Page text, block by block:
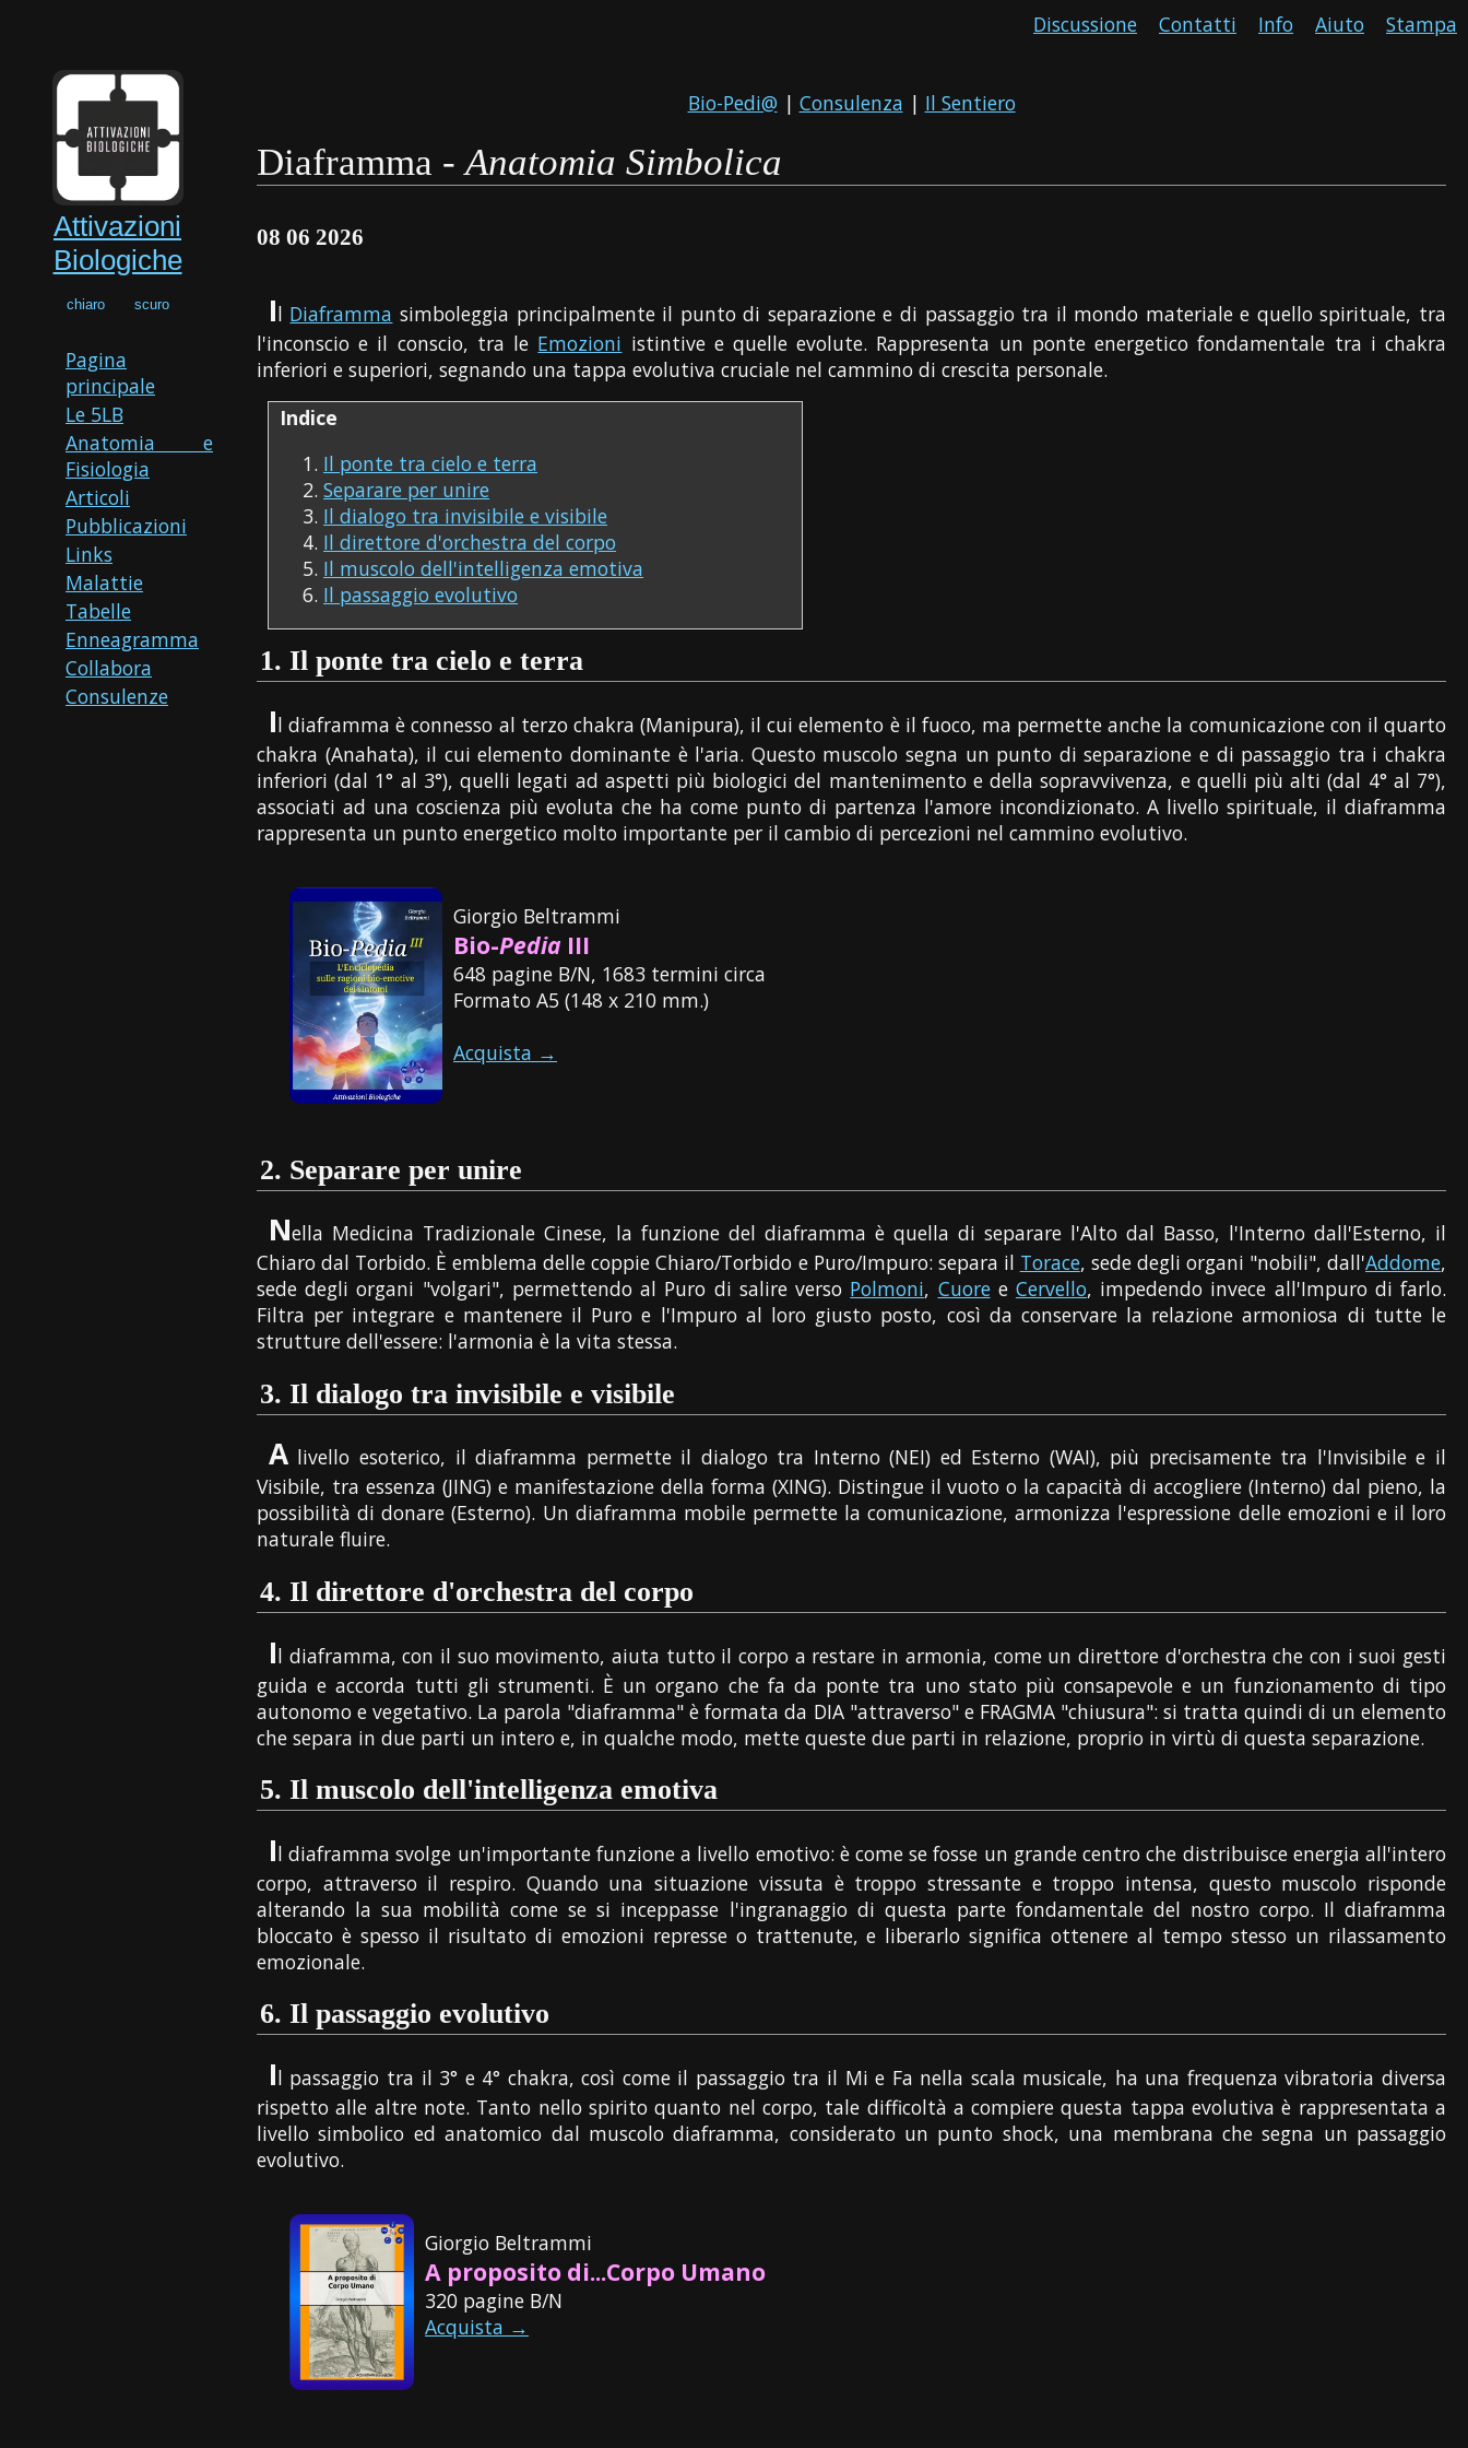
Stampa
Aiuto
Info
Contatti
Discussione
Attivazioni
Biologiche
chiaro scuro
Pagina
principale
Le 5LB
Anatomia e
Fisiologia
Articoli
Pubblicazioni
Links
Malattie
Tabelle
Enneagramma
Collabora
Consulenze
Bio-Pedi@| Consulenza | Il Sentiero
Diaframma -Anatomia Simbolica
08 06 2026
Il Diaframma simboleggia principalmente il punto di separazione e di passaggio tra il mondo materiale e quello spirituale, tra
l'inconscio e il conscio, tra le Emozioni istintive e quelle evolute. Rappresenta un ponte energetico fondamentale tra i chakra
inferiori e superiori, segnando una tappa evolutiva cruciale nel cammino di crescita personale.
Indice
Il ponte tra cielo e terra
Separare per unire
Il dialogo tra invisibile e visibile
Il direttore d'orchestra del corpo
Il muscolo dell'intelligenza emotiva
Il passaggio evolutivo
1.Il ponte tra cielo e terra
Il diaframma è connesso al terzo chakra (Manipura), il cui elemento è il fuoco, ma permette anche la comunicazione con il quarto
chakra (Anahata), il cui elemento dominante è l'aria. Questo muscolo segna un punto di separazione e di passaggio tra i chakra
inferiori (dal 1° al 3°), quelli legati ad aspetti più biologici del mantenimento e della sopravvivenza, e quelli più alti (dal 4° al 7°),
associati ad una coscienza più evoluta che ha come punto di partenza l'amore incondizionato. A livello spirituale, il diaframma
rappresenta un punto energetico molto importante per il cambio di percezioni nel cammino evolutivo.
Giorgio Beltrammi
Bio-Pedia III
648 pagine B/N, 1683 termini circa
Formato A5 (148 x 210 mm.)
Acquista →
2. Separare per unire
Nella Medicina Tradizionale Cinese, la funzione del diaframma è quella di separare l'Alto dal Basso, l'Interno dall'Esterno, il
Chiaro dal Torbido. È emblema delle coppie Chiaro/Torbido e Puro/Impuro: separa il Torace, sede degli organi "nobili", dall'Addome,
sede degli organi "volgari", permettendo al Puro di salire verso Polmoni, Cuoree Cervello, impedendo invece all'Impuro di farlo.
Filtra per integrare e mantenere il Puro e l'Impuro al loro giusto posto, così da conservare la relazione armoniosa di tutte le
strutture dell'essere: l'armonia è la vita stessa.
3.Il dialogo tra invisibile e visibile
Alivello esoterico, il diaframma permette il dialogo tra Interno (NEI) ed Esterno (WAI), più precisamente tra l'Invisibile e il
Visibile, tra essenza (JING) e manifestazione della forma (XING). Distingue il vuoto o la capacità di accogliere (Interno) dal pieno, la
possibilità di donare (Esterno). Un diaframma mobile permette la comunicazione, armonizza l'espressione delle emozioni e il loro
naturale fluire.
4.Il direttore d'orchestra del corpo
Il diaframma, con il suo movimento, aiuta tutto il corpo a restare in armonia, come un direttore d'orchestra che con i suoi gesti
guida e accorda tutti gli strumenti. È un organo che fa da ponte tra uno stato più consapevole e un funzionamento di tipo
autonomo e vegetativo. La parola "diaframma" è formata da DIA "attraverso" e FRAGMA "chiusura": si tratta quindi di un elemento
che separa in due parti un intero e, in qualche modo, mette queste due parti in relazione, proprio in virtù di questa separazione.
5.Il muscolo dell'intelligenza emotiva
Il diaframma svolge un'importante funzione a livello emotivo: è come se fosse un grande centro che distribuisce energia all'intero
corpo, attraverso il respiro. Quando una situazione vissuta è troppo stressante e troppo intensa, questo muscolo risponde
alterando la sua mobilità come se si inceppasse l'ingranaggio di questa parte fondamentale del nostro corpo. Il diaframma
bloccato è spesso il risultato di emozioni represse o trattenute, e liberarlo significa ottenere al tempo stesso un rilassamento
emozionale.
6.Il passaggio evolutivo
Il passaggio tra il 3° e 4° chakra, così come il passaggio tra il Mi e Fa nella scala musicale, ha una frequenza vibratoria diversa
rispetto alle altre note. Tanto nello spirito quanto nel corpo, tale difficoltà a compiere questa tappa evolutiva è rappresentata a
livello simbolico ed anatomico dal muscolo diaframma, considerato un punto shock, una membrana che segna un passaggio
evolutivo.
Giorgio Beltrammi
A proposito di...Corpo Umano
320 pagine B/N
Acquista →